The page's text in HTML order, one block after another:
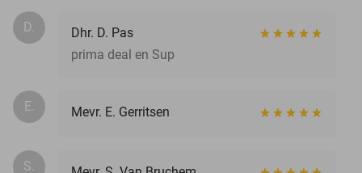
D.
Dhr. D. Pas
prima deal en Sup
E. Mevr. E. Gerritsen
S.